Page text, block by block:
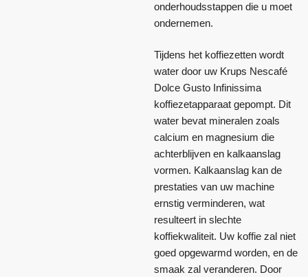
onderhoudsstappen die u moet
ondernemen.
Tijdens het koffiezetten wordt
water door uw Krups Nescafé
Dolce Gusto Infinissima
koffiezetapparaat gepompt. Dit
water bevat mineralen zoals
calcium en magnesium die
achterblijven en kalkaanslag
vormen. Kalkaanslag kan de
prestaties van uw machine
ernstig verminderen, wat
resulteert in slechte
koffiekwaliteit. Uw koffie zal niet
goed opgewarmd worden, en de
smaak zal veranderen. Door